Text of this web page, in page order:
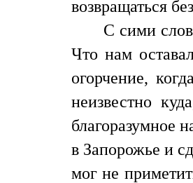
возвращаться
С сими
Что нам
огорчение,
неизвестно
благоразумное
в Запорожье и
мог не